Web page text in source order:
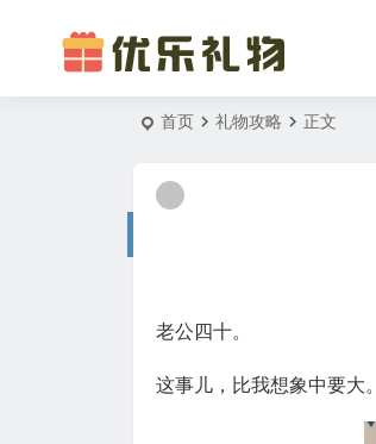
首页 礼物攻略 正文
老公四十。
这事儿，比我想象中要大。